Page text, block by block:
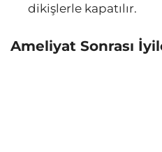
dikişlerle kapatılır.
Ameliyat Sonrası